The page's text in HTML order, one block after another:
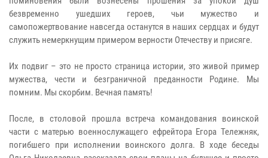
безвременно ушедших героев, чьи мужество и
самопожертвование навсегда останутся в наших сердцах и будут
служить немеркнущим примером верности Отечеству и присяге.
Их подвиг – это не просто страница истории, это живой пример
мужества, чести и безграничной преданности Родине. Мы
помним. Мы скорбим. Вечная память!
После, в столовой прошла встреча командования воинской
части с матерью военнослужащего ефрейтора Егора Тележняк,
погибшего при исполнении воинского долга. В ходе беседы